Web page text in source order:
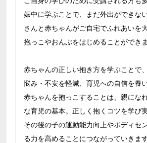
娠中に学ぶことで、まだ外出ができな
さんと赤ちゃんがご自宅でふれあいを
抱っこやおんぶをはじめることができま
赤ちゃんの正しい抱き方を学ぶことで
悩み・不安を軽減、育児への自信を養い
赤ちゃんを抱っこすることは、親にな
な育児の基本。正しく抱くコツを学び
その後の子の運動能力向上やボディセ
る力を高めることにつながっていきます